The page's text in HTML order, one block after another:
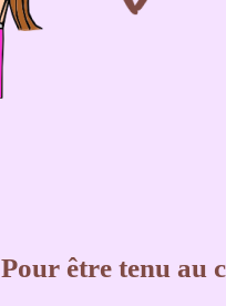
Pour être tenu au